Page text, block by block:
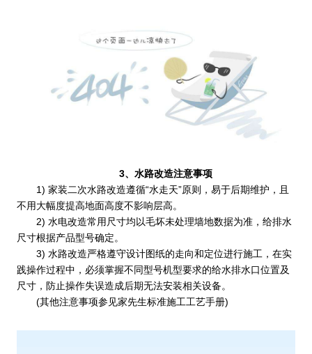
3、水路改造注意事项
1) 家装二次水路改造遵循“水走天”原则，易于后期维护，且
不用大幅度提高地面高度不影响层高。
2) 水电改造常用尺寸均以毛坏未处理墙地数据为准，给排水
尺寸根据产品型号确定。
3) 水路改造严格遵守设计图纸的走向和定位进行施工，在实
践操作过程中，必须掌握不同型号机型要求的给水排水口位置及
尺寸，防止操作失误造成后期无法安装相关设备。
(其他注意事项参见家先生标准施工工艺手册)